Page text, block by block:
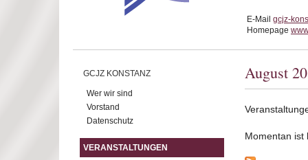
E-Mail gcjz-
Homepage
GCJZ KONSTANZ
Wer wir sind
Vorstand
Datenschutz
VERANSTALTUNGEN
August
Momentan ist